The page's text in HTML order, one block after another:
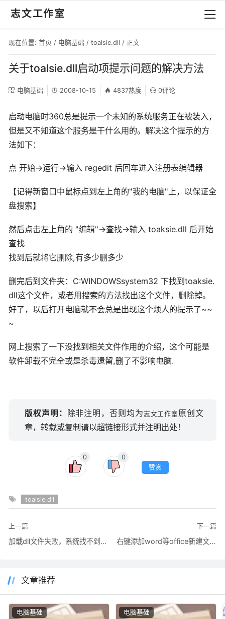
志文工作室
现在位置: 首页 / 电脑基础 / toalsie.dll / 正文
关于toalsie.dll启动项提示问题的解决方法
电脑基础 2008-10-15 4837热度 0评论
启动电脑时360总是提示一个未知的系统服务正在被装入，
但是又不知道这个服务是干什么用的。解决这个提示的方
法如下：
点 开始→运行→输入 regedit 后回车进入注册表编辑器
【记得新窗口中鼠标点到左上角的"我的电脑"上，以保证全
盘搜索】
然后点击左上角的 "编辑"→查找→输入 toaksie.dll 后开始
查找
找到后就将它删除,有多少删多少
删完后到文件夹：C:WINDOWSsystem32 下找到toaksie.
dll这个文件，或者用搜索的方法找出这个文件，删除掉。
好了，以后打开电脑就不会总是出现这个烦人的提示了~~
~
网上搜索了一下没找到相关文件作用的介绍，这个可能是
软件卸载不完全或是杀毒遗留,删了不影响电脑.
版权声明： 除非注明，否则均为志文工作室 原创文
章，转载或复制请以超链接形式并注明出处！
0
0
赞赏
toalsie.dll
上一篇
加载dll文件失败，系统找不到指定模块解决方法
下一篇
右键添加word等office新建文档的reg导入方法
文章推荐
电脑基础 电脑基础